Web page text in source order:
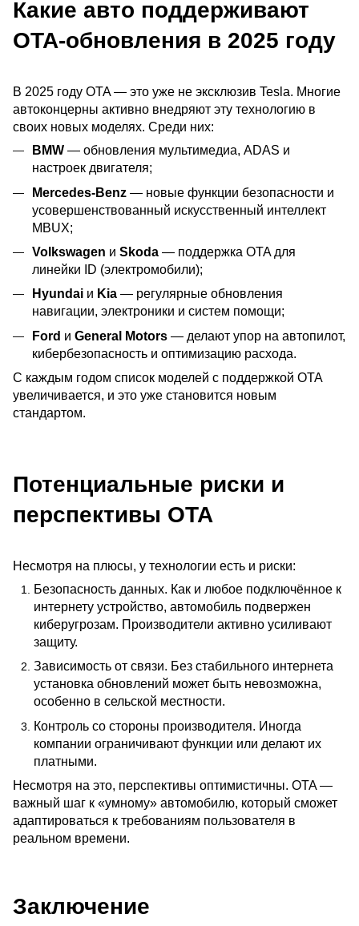
Какие авто поддерживают
OTA-обновления в 2025 году
В 2025 году OTA — это уже не эксклюзив Tesla. Многие
автоконцерны активно внедряют эту технологию в
своих новых моделях. Среди них:
BMW — обновления мультимедиа, ADAS и
настроек двигателя;
Mercedes-Benz — новые функции безопасности и
усовершенствованный искусственный интеллект
MBUX;
Volkswagen и Skoda — поддержка OTA для
линейки ID (электромобили);
Hyundai и Kia — регулярные обновления
навигации, электроники и систем помощи;
Ford и General Motors — делают упор на автопилот,
кибербезопасность и оптимизацию расхода.
С каждым годом список моделей с поддержкой OTA
увеличивается, и это уже становится новым
стандартом.
Потенциальные риски и
перспективы OTA
Несмотря на плюсы, у технологии есть и риски:
Безопасность данных. Как и любое подключённое к
интернету устройство, автомобиль подвержен
киберугрозам. Производители активно усиливают
защиту.
Зависимость от связи. Без стабильного интернета
установка обновлений может быть невозможна,
особенно в сельской местности.
Контроль со стороны производителя. Иногда
компании ограничивают функции или делают их
платными.
Несмотря на это, перспективы оптимистичны. OTA —
важный шаг к «умному» автомобилю, который сможет
адаптироваться к требованиям пользователя в
реальном времени.
Заключение